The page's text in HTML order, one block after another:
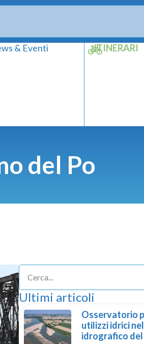
& Eventi ITINERARI
del Po
Ultimi articoli
Osservatorio
utilizzi idrici
idrografico del